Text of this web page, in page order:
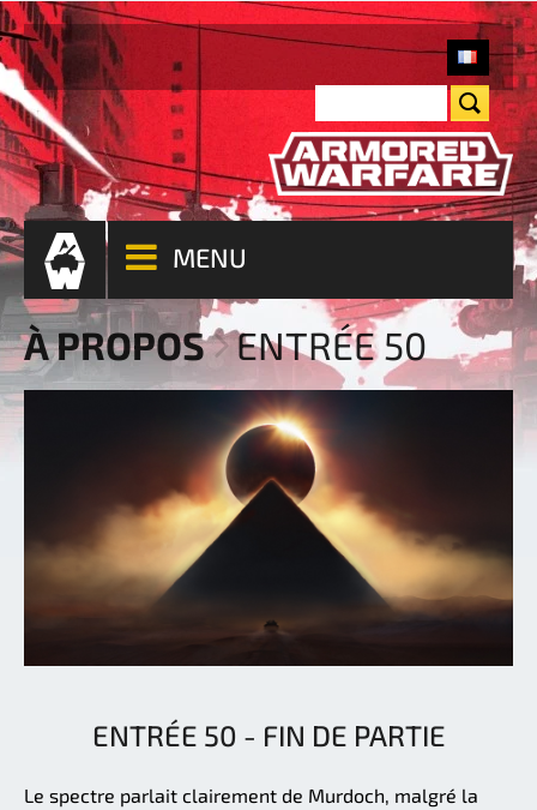
MENU
À PROPOS ENTRÉE 50
ENTRÉE 50 - FIN DE PARTIE
Le spectre parlait clairement de Murdoch, malgré la